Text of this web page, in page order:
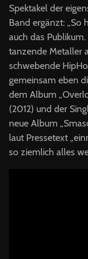
Spektakel der
Band ergänzt: „So
auch das
tanzende Metaller
schwebende
gemeinsam eben
dem Album
(2012) und der
neue Album
laut Pressetext
so ziemlich alles